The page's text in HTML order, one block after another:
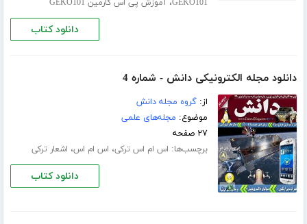
GEKO101 آموزش پی اس گارمین GEKO101
دانلود کتاب
دانلود مجله الکترونیکی دانش - شماره 4
از:گروه مجله دانش
موضوع: مجله‌های علمی
۲۷ صفحه
برچسب‌ها: اس ام اس ترکی، اس ام اس، اشعار ترکی
دانلود کتاب